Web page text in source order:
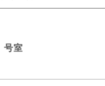
号室